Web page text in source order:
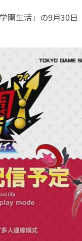
園生活」の9月30日